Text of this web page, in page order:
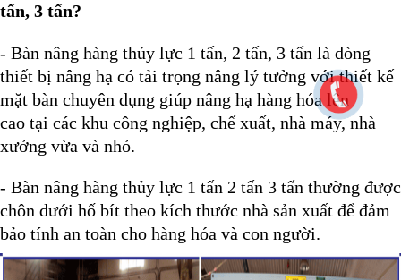
tấn, 3 tấn?
- Bàn nâng hàng thủy lực 1 tấn, 2 tấn, 3 tấn là dòng
thiết bị nâng hạ có tải trọng nâng lý tưởng với thiết kế
mặt bàn chuyên dụng giúp nâng hạ hàng hóa lên
cao tại các khu công nghiệp, chế xuất, nhà máy, nhà
xưởng vừa và nhỏ.
- Bàn nâng hàng thủy lực 1 tấn 2 tấn 3 tấn thường được
chôn dưới hố bít theo kích thước nhà sản xuất để đảm
bảo tính an toàn cho hàng hóa và con người.